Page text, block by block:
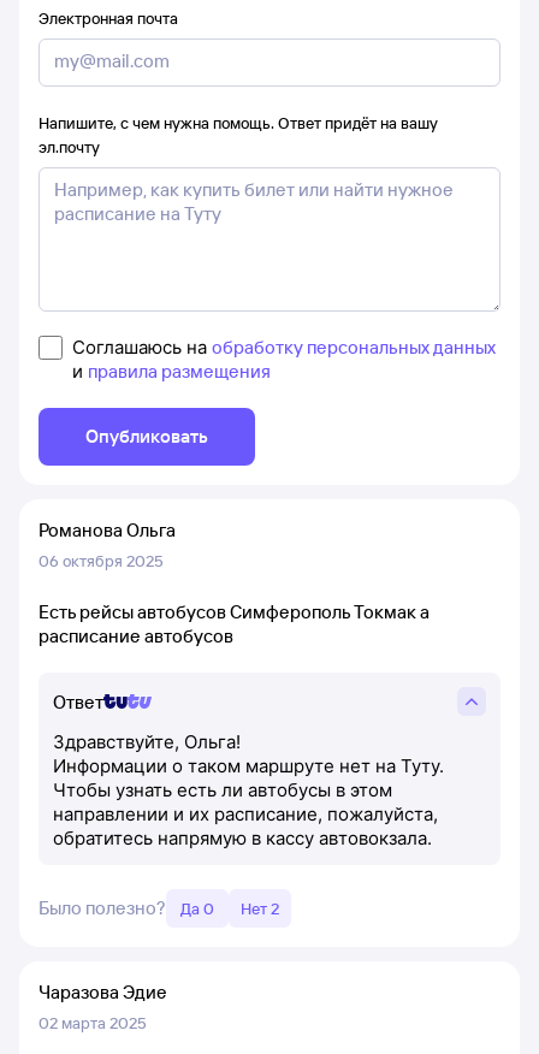
Электронная почта
Напишите, с чем нужна помощь. Ответ придёт на вашу
эл.почту
Соглашаюсь на обработку персональных данных
и правила размещения
Опубликовать
Романова Ольга
06 октября 2025
Есть рейсы автобусов Симферополь Токмак а
расписание автобусов
Ответ
Здравствуйте, Ольга!
Информации о таком маршруте нет на Туту.
Чтобы узнать есть ли автобусы в этом
направлении и их расписание, пожалуйста,
обратитесь напрямую в кассу автовокзала.
Было полезно? Да 0 Нет 2
Чаразова Эдие
02 марта 2025